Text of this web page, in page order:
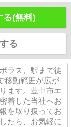
る(無料)
る
ラス。駅まで徒
移動範囲が広が
ます。豊中市エ
着した当社へお
を取り扱ってお
たら、お気軽に